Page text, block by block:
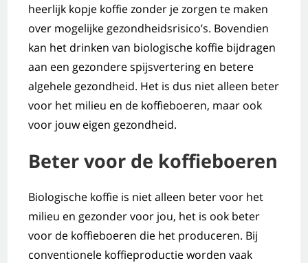
heerlijk kopje koffie zonder je zorgen te maken
over mogelijke gezondheidsrisico’s. Bovendien
kan het drinken van biologische koffie bijdragen
aan een gezondere spijsvertering en betere
algehele gezondheid. Het is dus niet alleen beter
voor het milieu en de koffieboeren, maar ook
voor jouw eigen gezondheid.
Beter voor de koffieboeren
Biologische koffie is niet alleen beter voor het
milieu en gezonder voor jou, het is ook beter
voor de koffieboeren die het produceren. Bij
conventionele koffieproductie worden vaak